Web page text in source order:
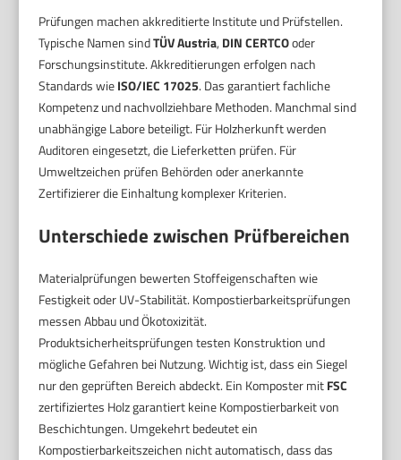
Prüfungen machen akkreditierte Institute und Prüfstellen.
Typische Namen sindTÜV Austria, DIN CERTCOoder
Forschungsinstitute. Akkreditierungen erfolgen nach
Standards wieISO/IEC 17025. Das garantiert fachliche
Kompetenz und nachvollziehbare Methoden. Manchmal sind
unabhängige Labore beteiligt. Für Holzherkunft werden
Auditoren eingesetzt, die Lieferketten prüfen. Für
Umweltzeichen prüfen Behörden oder anerkannte
Zertifizierer die Einhaltung komplexer Kriterien.
Unterschiede zwischen Prüfbereichen
Materialprüfungen bewerten Stoffeigenschaften wie
Festigkeit oder UV-Stabilität. Kompostierbarkeitsprüfungen
messen Abbau und Ökotoxizität.
Produktsicherheitsprüfungen testen Konstruktion und
mögliche Gefahren bei Nutzung. Wichtig ist, dass ein Siegel
nur den geprüften Bereich abdeckt. Ein Komposter mitFSC
zertifiziertes Holz garantiert keine Kompostierbarkeit von
Beschichtungen. Umgekehrt bedeutet ein
Kompostierbarkeitszeichen nicht automatisch, dass das